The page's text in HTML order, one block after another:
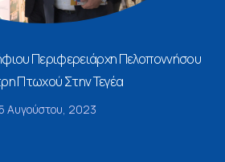
Περιφερειάρχη Πελοποννήσου
Πτωχού Στην Τεγέα
Αυγούστου, 2023